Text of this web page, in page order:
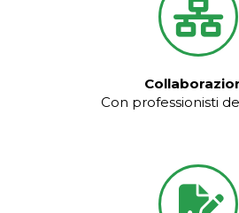
Con professionisti